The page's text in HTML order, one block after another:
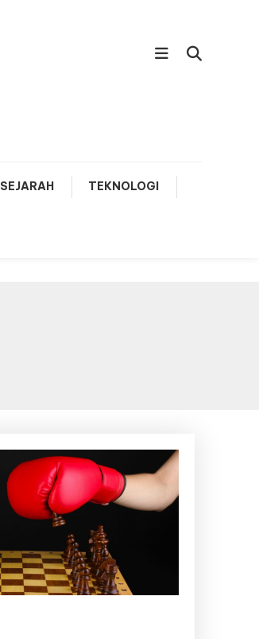
SEJARAH TEKNOLOGI